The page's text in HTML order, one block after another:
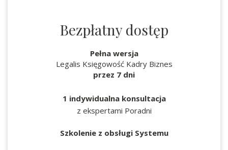
Bezpłatny dostęp
Pełna wersja
Legalis Księgowość Kadry Biznes
przez 7 dni
1 indywidualna konsultacja
z ekspertami Poradni
Szkolenie z obsługi Systemu